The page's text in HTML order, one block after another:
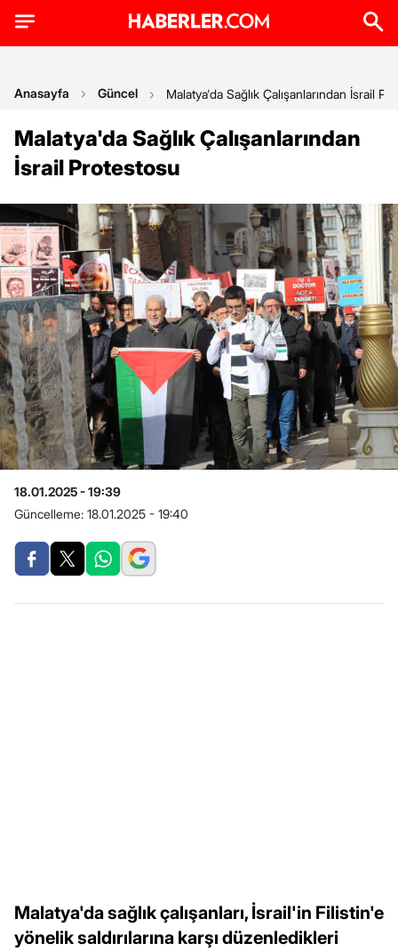
Anasayfa Güncel Malatya'da Sağlık Çalışanlarından İsrail
Malatya'da Sağlık Çalışanlarından
İsrail Protestosu
18.01.2025 - 19:39
Güncelleme: 18.01.2025 - 19:40
Malatya'da sağlık çalışanları, İsrail'in Filistin'e
yönelik saldırılarına karşı düzenledikleri